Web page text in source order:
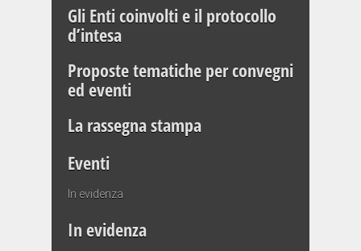
Gli Enti coinvolti e il protocollo
d’intesa
Proposte tematiche per convegni
ed eventi
La rassegna stampa
Eventi
In evidenza
In evidenza